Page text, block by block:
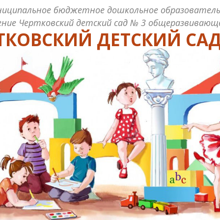
ДЕТСКИЙ
бюджетное дошкольное
Чертковский детский сад № 3